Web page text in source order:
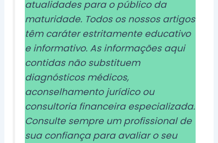
atualidades para o público da
maturidade. Todos os nossos artigos
têm caráter estritamente educativo
e informativo. As informações aqui
contidas não substituem
diagnósticos médicos,
aconselhamento jurídico ou
consultoria financeira especializada.
Consulte sempre um profissional de
sua confiança para avaliar o seu